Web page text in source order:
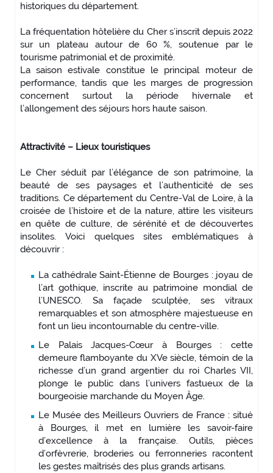
historiques du département.
La fréquentation hôtelière du Cher s’inscrit depuis 2022
sur un plateau autour de 60 %, soutenue par le
tourisme patrimonial et de proximité.
La saison estivale constitue le principal moteur de
performance, tandis que les marges de progression
concernent surtout la période hivernale et
l’allongement des séjours hors haute saison.
Attractivité – Lieux touristiques
Le Cher séduit par l’élégance de son patrimoine, la
beauté de ses paysages et l’authenticité de ses
traditions. Ce département du Centre-Val de Loire, à la
croisée de l’histoire et de la nature, attire les visiteurs
en quête de culture, de sérénité et de découvertes
insolites. Voici quelques sites emblématiques à
découvrir :
La cathédrale Saint-Étienne de Bourges : joyau de
l’art gothique, inscrite au patrimoine mondial de
l’UNESCO. Sa façade sculptée, ses vitraux
remarquables et son atmosphère majestueuse en
font un lieu incontournable du centre-ville.
Le Palais Jacques-Cœur à Bourges : cette
demeure flamboyante du XVe siècle, témoin de la
richesse d’un grand argentier du roi Charles VII,
plonge le public dans l’univers fastueux de la
bourgeoisie marchande du Moyen Âge.
Le Musée des Meilleurs Ouvriers de France : situé
à Bourges, il met en lumière les savoir-faire
d’excellence à la française. Outils, pièces
d’orfèvrerie, broderies ou ferronneries racontent
les gestes maîtrisés des plus grands artisans.